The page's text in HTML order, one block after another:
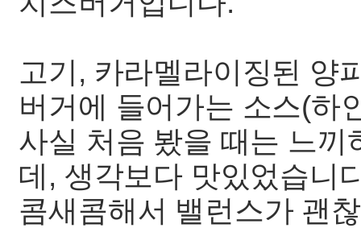
고기, 카라멜라이징된 양
버거에 들어가는 소스(하
사실 처음 봤을 때는 느
데, 생각보다 맛있었습니
콤새콤해서 밸런스가 괜